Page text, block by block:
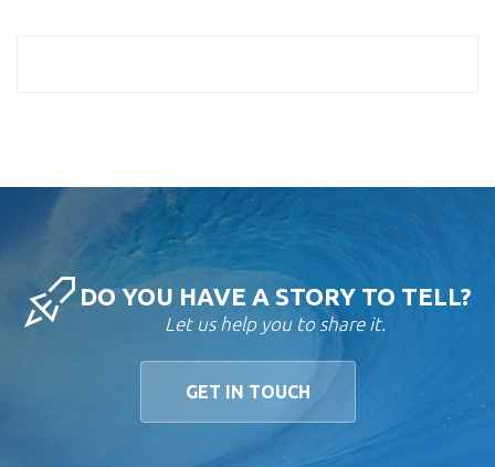
DO YOU HAVE A STORY TO TELL?
Let us help you to share it.
GET IN TOUCH